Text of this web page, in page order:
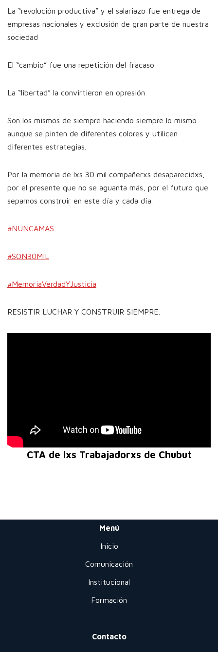
La “revolución productiva” y el salariazo fue entrega de
empresas nacionales y exclusión de gran parte de nuestra
sociedad
El “cambio” fue una repetición del fracaso
La “libertad” la convirtieron en opresión
Son los mismos de siempre haciendo siempre lo mismo
aunque se pinten de diferentes colores y utilicen
diferentes estrategias.
Por la memoria de lxs 30 mil compañerxs desaparecidxs,
por el presente que no se aguanta más, por el futuro que
sepamos construir en este día y cada día.
#NUNCAMAS
#SON30MIL
#MemoriaVerdadYJusticia
RESISTIR LUCHAR Y CONSTRUIR SIEMPRE.
CTA de lxs Trabajadorxs de Chubut
Menú
Inicio
Comunicación
Institucional
Formación
Contacto